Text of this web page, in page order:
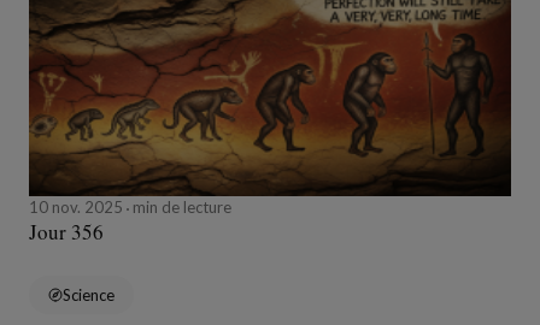
10 nov. 2025 min de lecture
Jour 356
Science